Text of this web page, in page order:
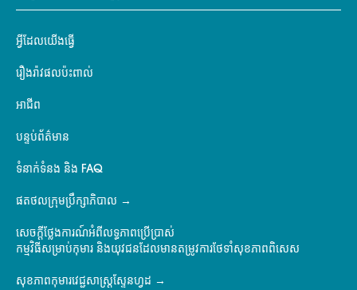
អ្វីដែលយើងធ្វើ
រឿងរ៉ាវផលប៉ះពាល់
អាជីព
បន្ទប់ព័ត៌មាន
ទំនាក់ទំនង និង FAQ
ផតថលក្រុមប្រឹក្សាភិបាល
សេចក្តីថ្លែងការណ៍អំពីលទ្ធភាពប្រើប្រាស់
កម្មវិធីសម្រាប់កុមារ និងយុវជនដែលមានតម្រូវការថែទាំសុខភាពពិសេស
សុខភាពកុមារវេជ្ជសាស្ត្រស្ទែនហ្វដ